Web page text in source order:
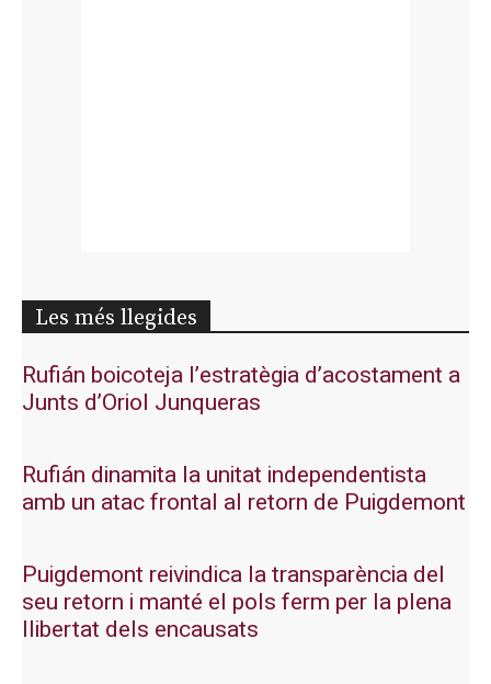
Les més llegides
Rufián boicoteja l’estratègia d’acostament a
Junts d’Oriol Junqueras
Rufián dinamita la unitat independentista
amb un atac frontal al retorn de Puigdemont
Puigdemont reivindica la transparència del
seu retorn i manté el pols ferm per la plena
llibertat dels encausats